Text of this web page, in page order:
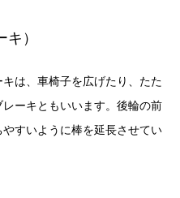
）
は、車椅子を広げたり、たた
ーキともいいます。後輪の前
すいように棒を延長させてい